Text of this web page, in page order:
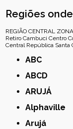
Regiões
REGIÃO CENTRAL
Retiro Cambuci Centro
Central República Santa
ABC
ABCD
ARUJÁ
Alphaville
Arujá